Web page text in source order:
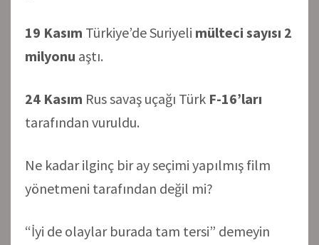
19 Kasım Türkiye’de Suriyeli mülteci sayısı 2
milyonu aştı.
24 Kasım Rus savaş uçağı Türk F-16’ları
tarafından vuruldu.
Ne kadar ilginç bir ay seçimi yapılmış film
yönetmeni tarafından değil mi?
“İyi de olaylar burada tam tersi” demeyin